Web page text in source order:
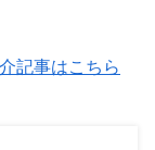
記事はこちら